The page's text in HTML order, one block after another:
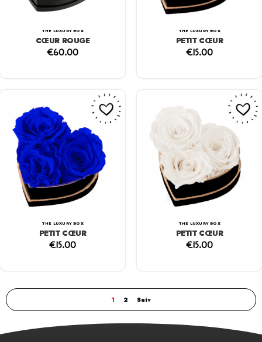
THE LUXURY BOX
CŒUR ROUGE
€60.00
THE LUXURY BOX
PETIT CŒUR
€15.00
THE LUXURY BOX
PETIT CŒUR
€15.00
THE LUXURY BOX
PETIT CŒUR
€15.00
1 2 Suiv